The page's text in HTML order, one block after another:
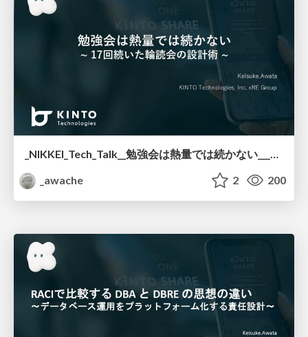
_NIKKEI_Tech_Talk__勉強会は熱量では続かない___17回続いた輪読会の設計術.pdf
_awache
2 200